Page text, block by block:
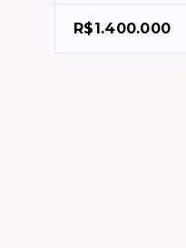
R$1.400.000